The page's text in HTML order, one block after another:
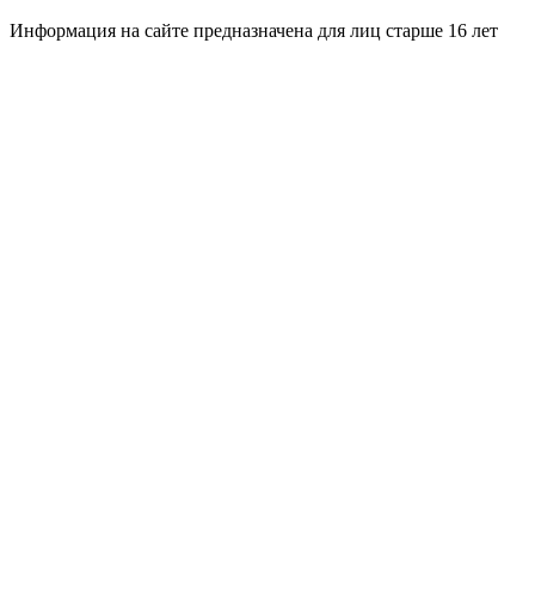
Информация на сайте предназначена для лиц старше 16 лет